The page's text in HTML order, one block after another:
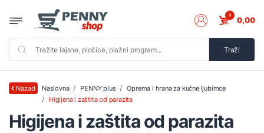
Traži
0 0,00
Nazad Naslovna PENNY plus
Oprema i hrana za kućne ljubimce
Higijena i zaštita od parazita
Higijena i zaštita od parazita